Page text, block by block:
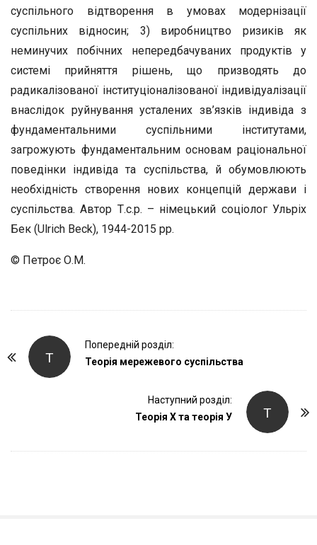
суспільного відтворення в умовах модернізації
суспільних відносин; 3) виробництво ризиків як
неминучих побічних непередбачуваних продуктів у
системі прийняття рішень, що призводять до
радикалізованої інституціоналізованої індивідуалізації
внаслідок руйнування усталених зв’язків індивіда з
фундаментальними суспільними інститутами,
загрожують фундаментальним основам раціональної
поведінки індивіда та суспільства, й обумовлюють
необхідність створення нових концепцій держави і
суспільства. Автор Т.с.р. – німецький соціолог Ульріх
Бек (Ulrich Beck), 1944-2015 рр.
© Петроє О.М.
Т
Попередній розділ:
Теорія мережевого суспільства
Т
Наступний розділ:
Теорія X та теорія У